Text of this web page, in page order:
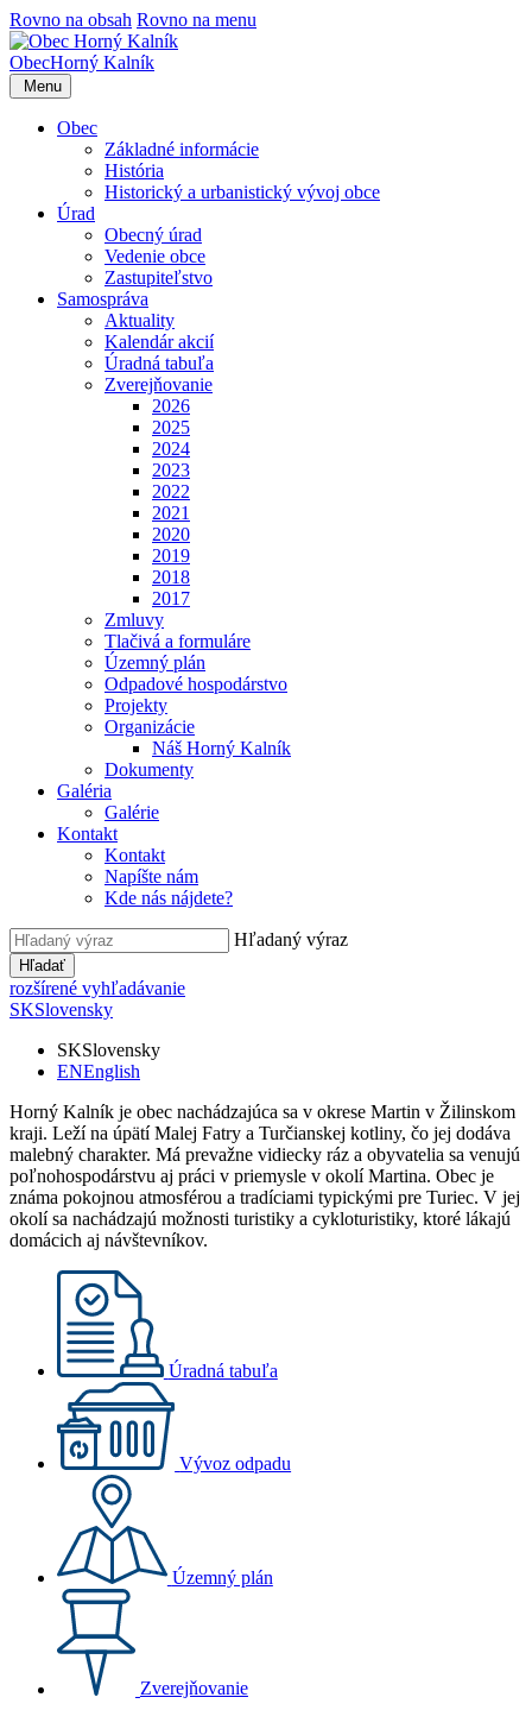
Rovno na obsah Rovno na menu
ObecHorný Kalník
Menu
Obec
Základné informácie
História
Historický a urbanistický vývoj obce
Úrad
Obecný úrad
Vedenie obce
Zastupiteľstvo
Samospráva
Aktuality
Kalendár akcií
Úradná tabuľa
Zverejňovanie
2026
2025
2024
2023
2022
2021
2020
2019
2018
2017
Zmluvy
Tlačivá a formuláre
Územný plán
Odpadové hospodárstvo
Projekty
Organizácie
Náš Horný Kalník
Dokumenty
Galéria
Galérie
Kontakt
Kontakt
Napíšte nám
Kde nás nájdete?
Hľadaný výraz
Hľadať
rozšírené vyhľadávanie
SKSlovensky
SKSlovensky
ENEnglish
Horný Kalník je obec nachádzajúca sa v okrese Martin v Žilinskom
kraji. Leží na úpätí Malej Fatry a Turčianskej kotliny, čo jej dodáva
malebný charakter. Má prevažne vidiecky ráz a obyvatelia sa venujú
poľnohospodárstvu aj práci v priemysle v okolí Martina. Obec je
známa pokojnou atmosférou a tradíciami typickými pre Turiec. V jej
okolí sa nachádzajú možnosti turistiky a cykloturistiky, ktoré lákajú
domácich aj návštevníkov.
Úradná tabuľa
Vývoz odpadu
Územný plán
Zverejňovanie